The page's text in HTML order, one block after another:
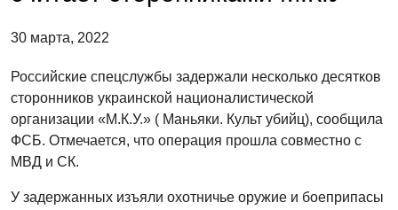
30 марта, 2022
Российские спецслужбы задержали несколько десятков
сторонников украинской националистической
организации «М.К.У.» ( Маньяки. Культ убийц), сообщила
ФСБ. Отмечается, что операция прошла совместно с
МВД и СК.
У задержанных изъяли охотничье оружие и боеприпасы